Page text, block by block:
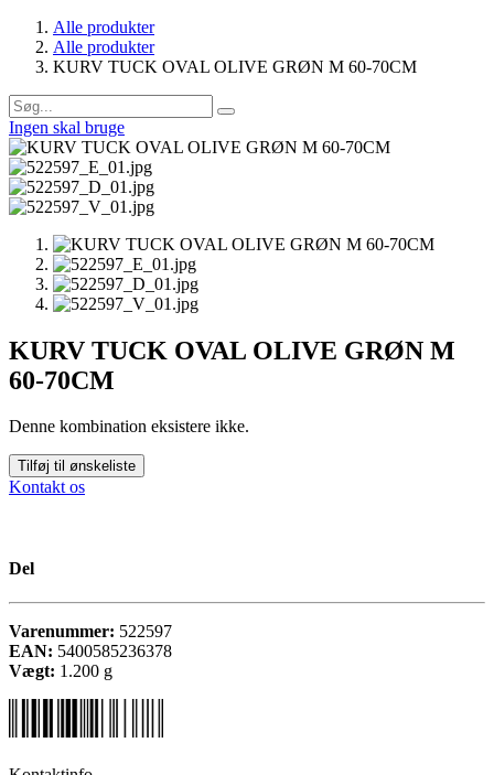
Alle produkter
Alle produkter
KURV TUCK OVAL OLIVE GRØN M 60-70CM
Ingen skal bruge
KURV TUCK OVAL OLIVE GRØN M
60-70CM
Denne kombination eksistere ikke.
Tilføj til ønskeliste
Kontakt os
Del
Varenummer: 522597
EAN: 5400585236378
Vægt: 1.200 g